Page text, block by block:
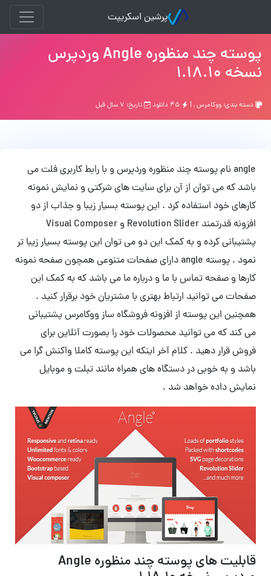
پرشین اسکریپت
پوسته چند منظوره Angle وردپرس
نسخه 1.18.10
دسته بندی: ووکامرس, | تاریخ: ۷ سال قبل
angle نام پوسته چند منظوره وردپرس و با رابط کاربری فلت می
باشد که می توان از آن برای سایت های شرکتی و نمایش نمونه
کارهای خود استفاده کرد . این پوسته بسیار زیبا و جذاب از دو
افزونه قدرتمند Revolution Slider و Visual Composer
پشتیبانی کرده و به کمک این دو می توان این پوسته بسیار زیبا تر
نمود . پوسته angle دارای صفحات متنوعی همچون صفحه نمونه
کارها و صفحه تماس با ما و درباره ما می باشد که به کمک این
صفحات می توانید ارتباط بهتری با مشتریان خود برقرار کنید .
همچنین این پوسته از افزونه فروشگاه ساز ووکامرس پشتیبانی
می کند که می توانید محصولات خود را بصورت آنلاین برای
فروش قرار دهید . کلام آخر اینکه این پوسته کاملا واکنش گرا می
باشد و به خوبی در دستگاه های همراه مانند تبلت و موبایل
نمایش داده خواهد شد .
قابلیت های پوسته چند منظوره Angle